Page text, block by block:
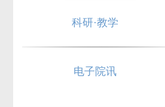
科研·教学
电子院讯